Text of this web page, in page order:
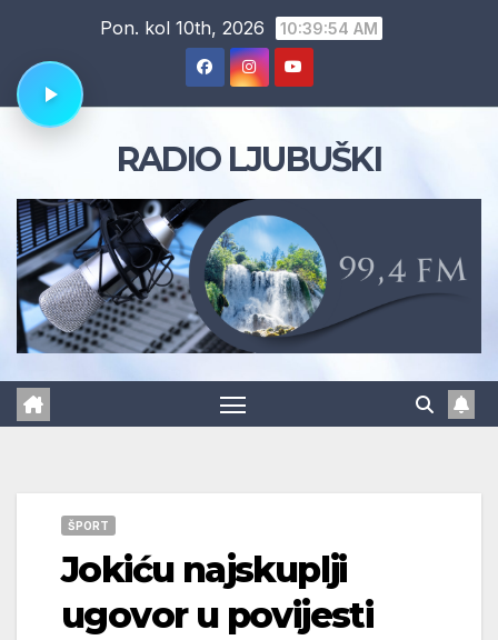
content
Pon. kol 10th, 2026 10:39:55 AM
RADIO LJUBUŠKI
ŠPORT
Jokiću najskuplji
ugovor u povijesti